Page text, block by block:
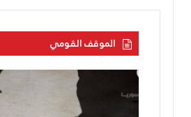
الموقف القومي
الحزب
القوميّ
يزفّ